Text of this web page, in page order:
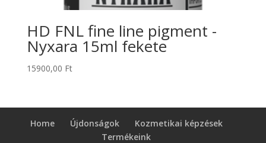
HD FNL fine line pigment -
Nyxara 15ml fekete
15900,00 Ft
Home Újdonságok
Kozmetikai képzések
Termékeink